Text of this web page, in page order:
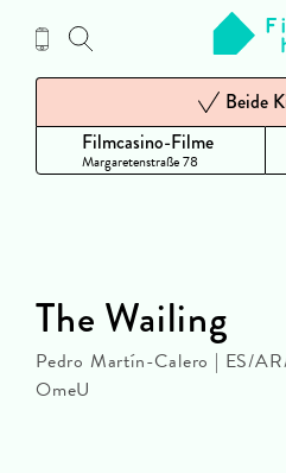
Inhalt
Filmcasino-Filme
Margaretenstraße 78
Beide
The Wailing
Pedro Martín-Calero | ES/
OmeU